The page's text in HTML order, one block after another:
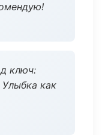
ключ:
Улыбка как